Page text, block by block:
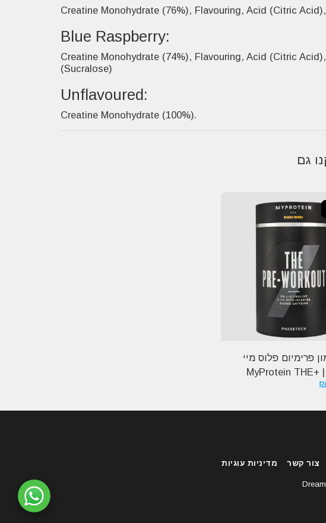
:Blue Raspberry
.Creatine Monohydrate (74%), Flavouring, Acid (Citric
(Sucralose)
:Unflavoured
.Creatine Monohydrate (100%)
גם
פרימיום פלוס מיי
פרוטאין | +MyProtein THE
₪
צור קשר מדיניות עוגיות